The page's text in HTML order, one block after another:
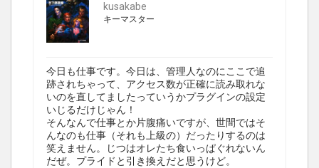
kusakabe
キーマスター
今日も仕事です。今日は、管理人なのにここで追
跡されちゃって、アクセス数が正確に読み取れな
いのを直してましたっていうかプラグインの設定
いじるだけじゃん！
そんなんで仕事とか片腹痛いですが、世間ではそ
んなのも仕事（それも上級の）だったりするのは
笑えません。じつはオレたち食いっぱぐれないん
だぜ。プライドと引き換えだと思うけど。